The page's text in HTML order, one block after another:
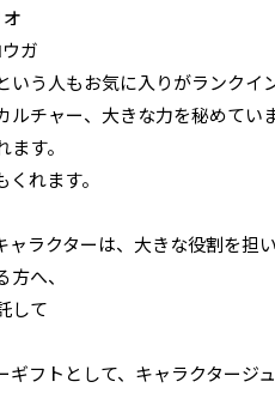
ガ
いう人もお気に入りがランクイ
ルチャー、大きな力を秘めていま
す。
れます。
ャラクターは、大きな役割を担い
へ、
して
ギフトとして、キャラクタージ